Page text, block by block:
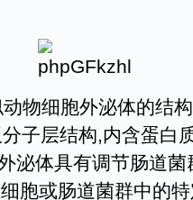
物细胞外泌体的结
子层结构,内含蛋白
泌体具有调节肠道
胞或肠道菌群中的